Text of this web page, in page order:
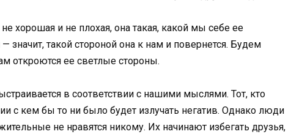
хорошая и не плохая, она такая, какой мы себе ее
значит, такой стороной она к нам и повернется. Будем
откроются ее светлые стороны.
в соответствии с нашими мыслями. Тот, кто
с кем бы то ни было будет излучать негатив. Однако люди
не нравятся никому. Их начинают избегать друзья,